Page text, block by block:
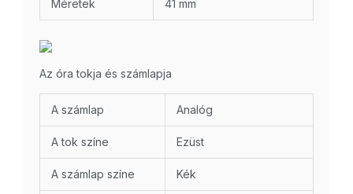
Méretek 41 mm
Az óra tokja és számlapja
A számlap Analóg
A tok színe Ezüst
A számlap színe Kék